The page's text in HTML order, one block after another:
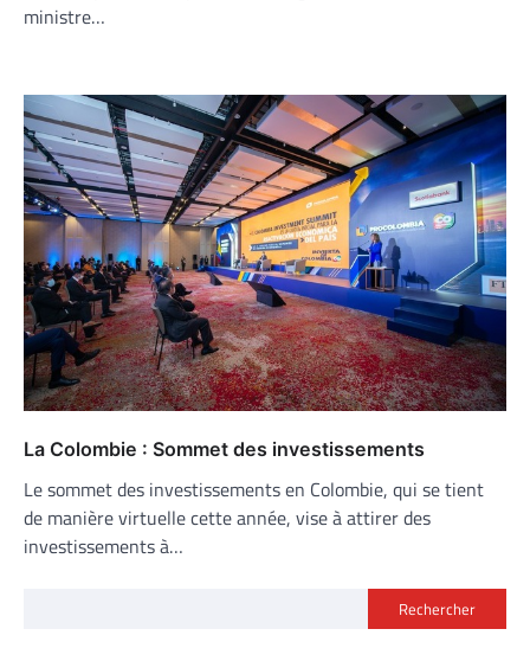
ministre…
La Colombie : Sommet des investissements
Le sommet des investissements en Colombie, qui se tient
de manière virtuelle cette année, vise à attirer des
investissements à…
Rechercher